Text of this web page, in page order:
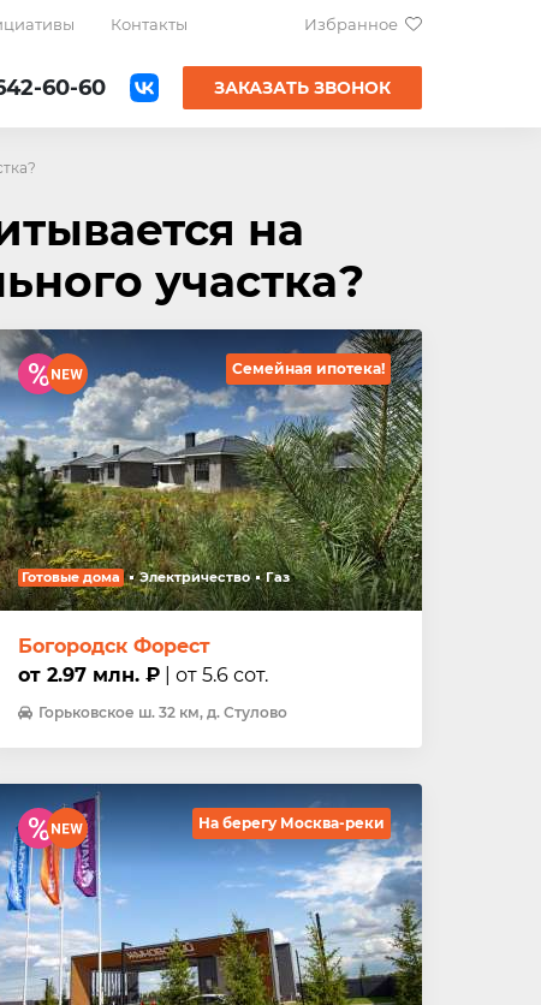
Контакты Избранное
60-60 ЗАКАЗАТЬ ЗВОНОК
на
участка?
Семейная ипотека!
Готовые дома Электричество Газ
Богородск Форест
от 2.97 млн. ₽ | от 5.6 сот.
Горьковское ш. 32 км, д. Стулово
На берегу Москва-реки